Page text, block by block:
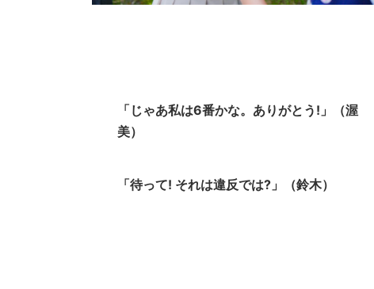
「じゃあ私は6番かな。ありがとう!」（渥
美）
「待って! それは違反では?」（鈴木）